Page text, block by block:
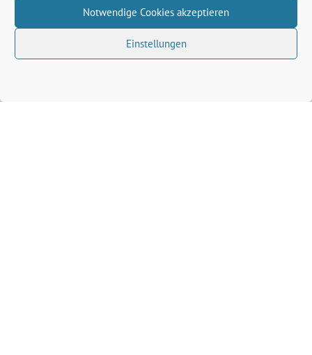
Notwendige Cookies akzeptieren
Einstellungen